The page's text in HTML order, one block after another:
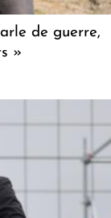
de guerre,
»